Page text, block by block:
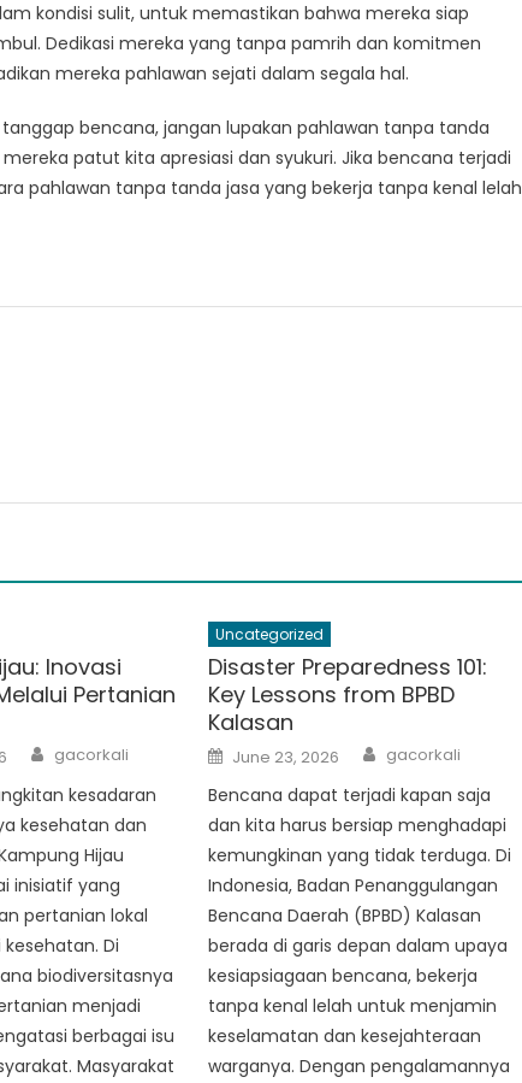
kondisi sulit, untuk memastikan bahwa mereka siap
Dedikasi mereka yang tanpa pamrih dan komitmen
mereka pahlawan sejati dalam segala hal.
bencana, jangan lupakan pahlawan tanpa tanda
patut kita apresiasi dan syukuri. Jika bencana terjadi
pahlawan tanpa tanda jasa yang bekerja tanpa kenal lelah
Inovasi
Pertanian
Author
gacorkali
kesadaran
kesehatan dan
Hijau
inisiatif yang
pertanian lokal
Di
biodiversitasnya
menjadi
berbagai isu
Masyarakat
Uncategorized
Disaster Preparedness 101:
Key Lessons from BPBD
Kalasan
Posted
on
June 23, 2026 Author
gacorkali
Bencana dapat terjadi kapan saja
dan kita harus bersiap menghadapi
kemungkinan yang tidak terduga. Di
Indonesia, Badan Penanggulangan
Bencana Daerah (BPBD) Kalasan
berada di garis depan dalam upaya
kesiapsiagaan bencana, bekerja
tanpa kenal lelah untuk menjamin
keselamatan dan kesejahteraan
warganya. Dengan pengalamannya